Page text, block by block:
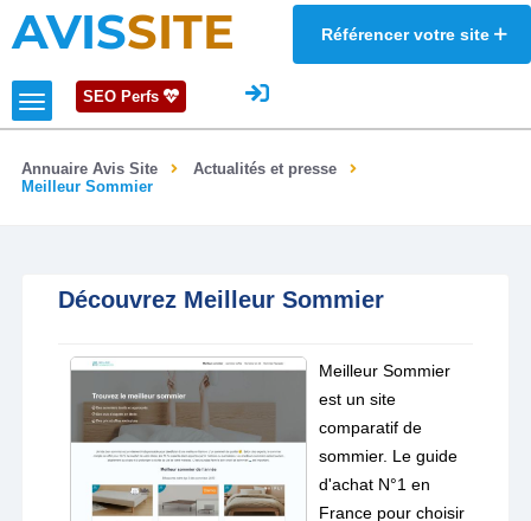
AVISSITE Référencer votre site
SEO Perfs
Annuaire Avis Site
Actualités et presse
Meilleur Sommier
Découvrez Meilleur Sommier
Meilleur Sommier
est un site
comparatif de
sommier. Le guide
d'achat N°1 en
France pour choisir